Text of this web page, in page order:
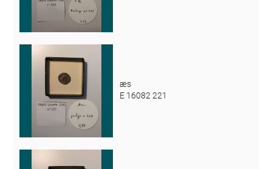
æs
E 16082 221